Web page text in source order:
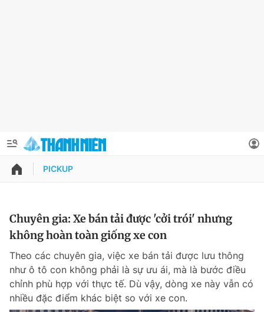
QUẢNG CÁO
Chuyên mục khác
Chào ngày mới Tin 24h
Thông tin tài khoản
Đổi mật khẩu
Tin đã lưu
Tin đã xem
PICKUP
Chuyên gia: Xe bán tải được 'cởi trói' nhưng
không hoàn toàn giống xe con
Theo các chuyên gia, việc xe bán tải được lưu thông
như ô tô con không phải là sự ưu ái, mà là bước điều
chỉnh phù hợp với thực tế. Dù vậy, dòng xe này vẫn có
nhiều đặc điểm khác biệt so với xe con.